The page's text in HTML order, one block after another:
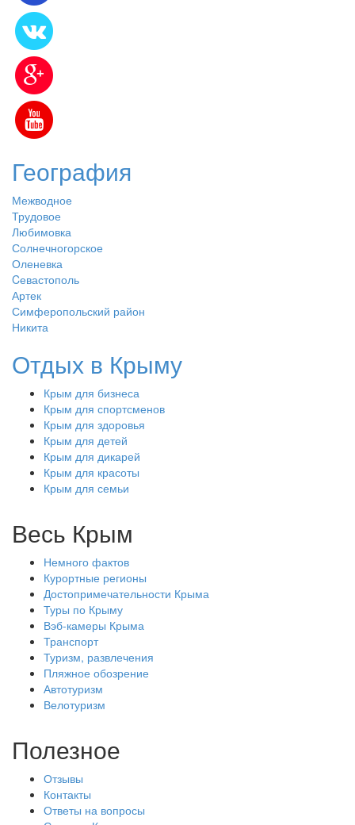
География
Межводное
Трудовое
Любимовка
Солнечногорское
Оленевка
Cевастополь
Артек
Симферопольский район
Никита
Отдых в Крыму
Крым для бизнеса
Крым для спортсменов
Крым для здоровья
Крым для детей
Крым для дикарей
Крым для красоты
Крым для семьи
Весь Крым
Немного фактов
Курортные регионы
Достопримечательности Крыма
Туры по Крыму
Вэб-камеры Крыма
Транспорт
Туризм, развлечения
Пляжное обозрение
Автотуризм
Велотуризм
Полезное
Отзывы
Контакты
Ответы на вопросы